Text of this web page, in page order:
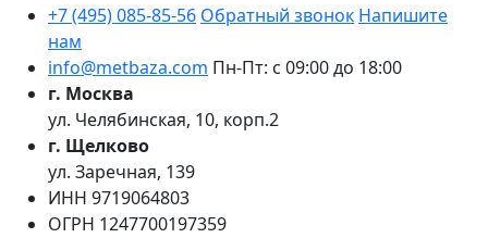
+7 (495) 085-85-56 Обратный звонок Напишите
нам
info@metbaza.com Пн-Пт: с 09:00 до 18:00
г. Москва
ул. Челябинская, 10, корп.2
г. Щелково
ул. Заречная, 139
ИНН 9719064803
ОГРН 1247700197359